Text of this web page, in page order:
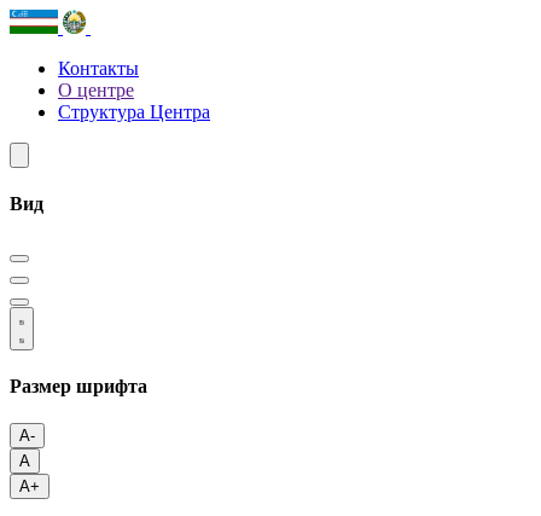
Контакты
О центре
Структура Центра
Вид
Размер шрифта
A-
A
A+